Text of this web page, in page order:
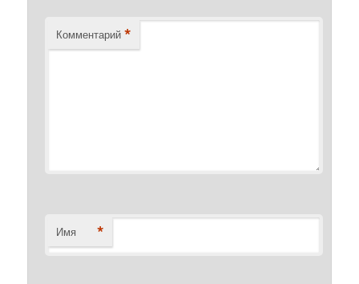
Комментарий *
Имя *